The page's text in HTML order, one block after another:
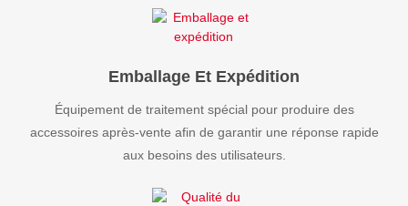
Emballage Et Expédition
Équipement de traitement spécial pour produire des
accessoires après-vente afin de garantir une réponse rapide
aux besoins des utilisateurs.